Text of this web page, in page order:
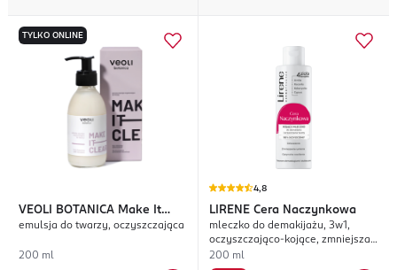
TYLKO ONLINE
VEOLI BOTANICA Make It
Clear
emulsja do twarzy, oczyszczająca
200 ml
4,8
LIRENE Cera Naczynkowa
mleczko do demakijażu, 3w1,
oczyszczająco-kojące, zmniejsza
zaczerwienienia
200 ml